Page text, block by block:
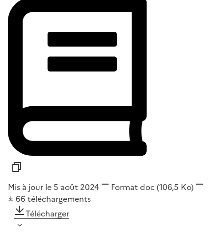
Mis à jour le 5 août 2024 Format doc(106,5 Ko)
66 téléchargements
Télécharger